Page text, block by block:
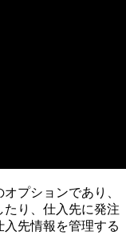
オプションであり、
り、仕入先に発注
先情報を管理する